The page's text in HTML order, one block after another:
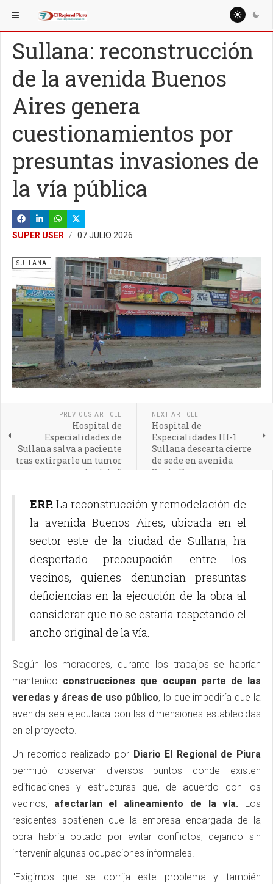
ESTÁ AQUÍ: LOCALES
Sullana: reconstrucción
de la avenida Buenos
Aires genera
cuestionamientos por
presuntas invasiones de
la vía pública
SUPER USER 07 JULIO 2026
SULLANA
PREVIOUS ARTICLE
Hospital de
Especialidades de
Sullana salva a paciente
tras extirparle un tumor
cerebral de 6
NEXT ARTICLE
Hospital de
Especialidades III-1
Sullana descarta cierre
de sede en avenida
Santa Rosa
ERP. La reconstrucción y remodelación de
la avenida Buenos Aires, ubicada en el
sector este de la ciudad de Sullana, ha
despertado preocupación entre los
vecinos, quienes denuncian presuntas
deficiencias en la ejecución de la obra al
considerar que no se estaría respetando el
ancho original de la vía.
Según los moradores, durante los trabajos se habrían
mantenido construcciones que ocupan parte de las
veredas y áreas de uso público, lo que impediría que la
avenida sea ejecutada con las dimensiones establecidas
en el proyecto.
Un recorrido realizado por Diario El Regional de Piura
permitió observar diversos puntos donde existen
edificaciones y estructuras que, de acuerdo con los
vecinos, afectarían el alineamiento de la vía. Los
residentes sostienen que la empresa encargada de la
obra habría optado por evitar conflictos, dejando sin
intervenir algunas ocupaciones informales.
"Exigimos que se corrija este problema y también